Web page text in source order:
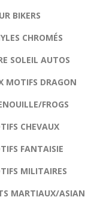
BIKERS
CHROMÉS
SOLEIL AUTOS
MOTIFS DRAGON
FROGS
CHEVAUX
FANTAISIE
MILITAIRES
MARTIAUX/ASIAN